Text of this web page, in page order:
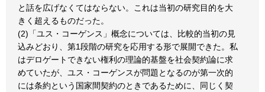
と話を広げなくてはならない。これは当初の研究目的を大
きく超えるものだった。
(2)「ユス・コーゲンス」概念については、比較的当初の見
込みどおり、第1段階の研究を応用する形で展開できた。私
はデロゲートできない権利の理論的基盤を社会契約論に求
めていたが、ユス・コーゲンスが問題となるのが第一次的
には条約という国家間契約のときであるために、同じく契